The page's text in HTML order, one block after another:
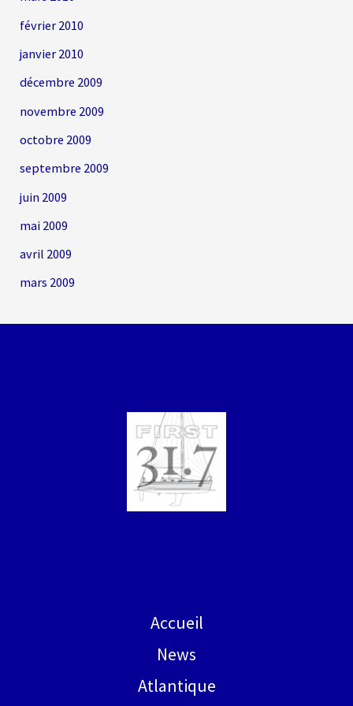
février 2010
janvier 2010
décembre 2009
novembre 2009
octobre 2009
septembre 2009
juin 2009
mai 2009
avril 2009
mars 2009
Accueil
News
Atlantique